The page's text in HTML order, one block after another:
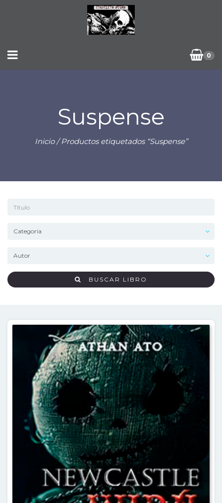
0
Suspense
Inicio/ Productos etiquetados “Suspense”
BUSCAR LIBRO